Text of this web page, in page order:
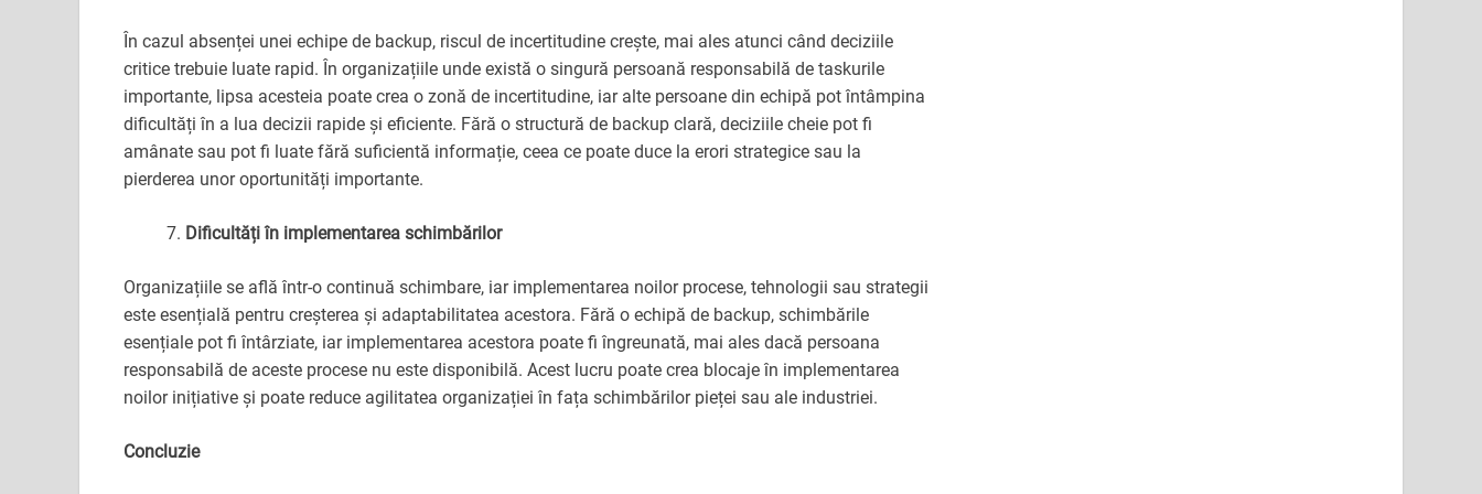
În cazul absenței unei echipe de backup, riscul de incertitudine crește, mai ales atunci când deciziile
critice trebuie luate rapid. În organizațiile unde există o singură persoană responsabilă de taskurile
importante, lipsa acesteia poate crea o zonă de incertitudine, iar alte persoane din echipă pot întâmpina
dificultăți în a lua decizii rapide și eficiente. Fără o structură de backup clară, deciziile cheie pot fi
amânate sau pot fi luate fără suficientă informație, ceea ce poate duce la erori strategice sau la
pierderea unor oportunități importante.
Dificultăți în implementarea schimbărilor
Organizațiile se află într-o continuă schimbare, iar implementarea noilor procese, tehnologii sau strategii
este esențială pentru creșterea și adaptabilitatea acestora. Fără o echipă de backup, schimbările
esențiale pot fi întârziate, iar implementarea acestora poate fi îngreunată, mai ales dacă persoana
responsabilă de aceste procese nu este disponibilă. Acest lucru poate crea blocaje în implementarea
noilor inițiative și poate reduce agilitatea organizației în fața schimbărilor pieței sau ale industriei.
Concluzie